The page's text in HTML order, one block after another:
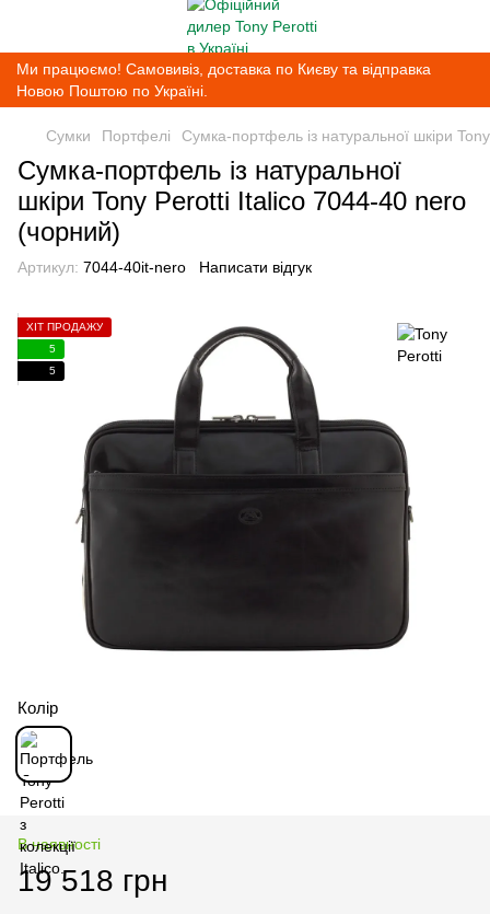
Ми працюємо! Самовивіз, доставка по Києву та відправка
Новою Поштою по Україні.
Сумки Портфелі Сумка-портфель із натуральної шкіри
Сумка-портфель із натуральної
шкіри Tony Perotti Italico 7044-40 nero
(чорний)
Артикул: 7044-40it-nero Написати відгук
ХІТ ПРОДАЖУ
5
5
Колір
В наявності
19 518 грн